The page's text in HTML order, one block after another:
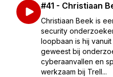
#41 - Christiaan
Christiaan Beek is
security
loopbaan is hij
geweest bij
cyberaanvallen en
werkzaam bij Trell...